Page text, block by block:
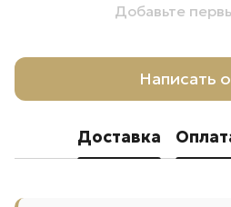
Добавьте
Написать
Доставка